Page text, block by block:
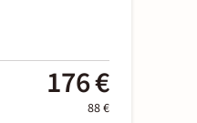
176 €
88 €